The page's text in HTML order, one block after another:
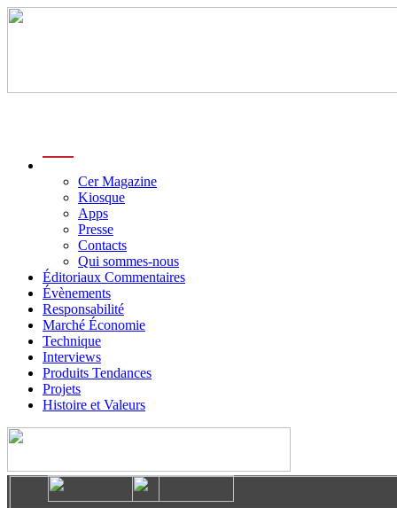
Cer Magazine
Kiosque
Apps
Presse
Contacts
Qui sommes-nous
Éditoriaux Commentaires
Évènements
Responsabilité
Marché Économie
Technique
Interviews
Produits Tendances
Projets
Histoire et Valeurs